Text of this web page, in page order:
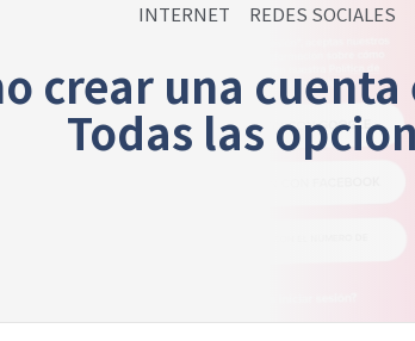
INTERNET REDES SOCIALES
crear una cuenta
Todas las